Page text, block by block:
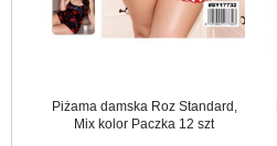
Piżama damska Roz Standard,
Mix kolor Paczka 12 szt